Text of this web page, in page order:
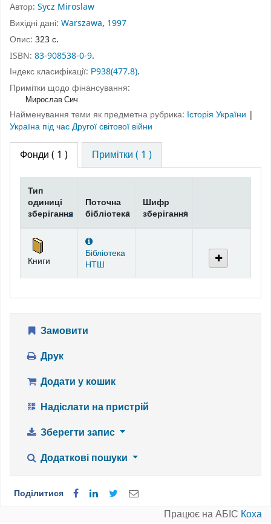
Автор: Sycz Miroslaw
Вихідні дані: Warszawa, 1997
Опис: 323 с.
ISBN: 83-908538-0-9.
Індекс класифікації: Р938(477.8).
Примітки щодо фінансування:
Мирослав Сич
Найменування теми як предметна рубрика: Історія України |
Україна під час Другої світової війни
Фонди ( 1 ) Примітки ( 1 )
Фонди
Тип
одиниці
зберігання
Поточна
бібліотека
Шифр
зберігання
Книги
Бібліотека
НТШ
Замовити
Друк
Додати у кошик
Надіслати на пристрій
Зберегти запис
Додаткові пошуки
Поділитися
Працює на АБІС Коха